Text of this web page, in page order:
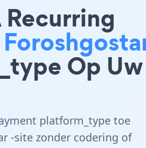
Op Uw
platform_type toe
-site zonder codering of